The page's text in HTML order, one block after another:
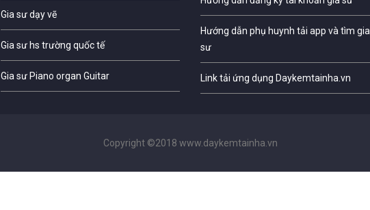
Gia sư dạy vẽ
Gia sư hs trường quốc tế
Gia sư Piano organ Guitar
Hướng dẫn phụ huynh tải app và tìm gia
sư
Link tải ứng dụng Daykemtainha.vn
Copyright ©2018 www.daykemtainha.vn